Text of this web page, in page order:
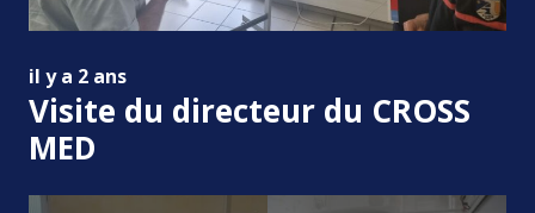
il y a 2 ans
Visite du directeur du CROSS
MED